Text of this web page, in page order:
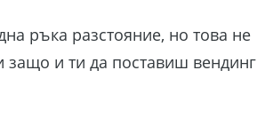
ръка разстояние, но това не
и ти да поставиш вендинг